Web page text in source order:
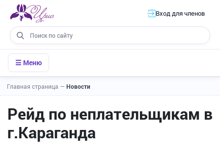
Вход для членов
☰ Меню
Главная страница — Новости
Рейд по неплательщикам в
г.Караганда